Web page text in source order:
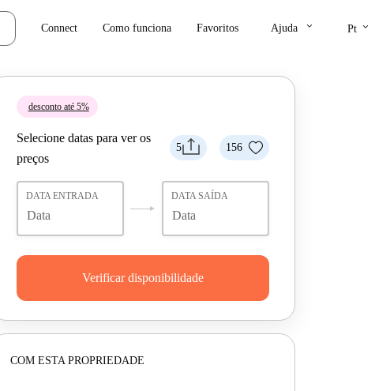
Connect Como funciona Favoritos Ajuda keyboard_arrow_down Pt keyboard_arrow_down
desconto até 5%
5 156
Selecione datas para ver os
preços
DATA ENTRADA DATA SAÍDA
Verificar disponibilidade
COM ESTA PROPRIEDADE